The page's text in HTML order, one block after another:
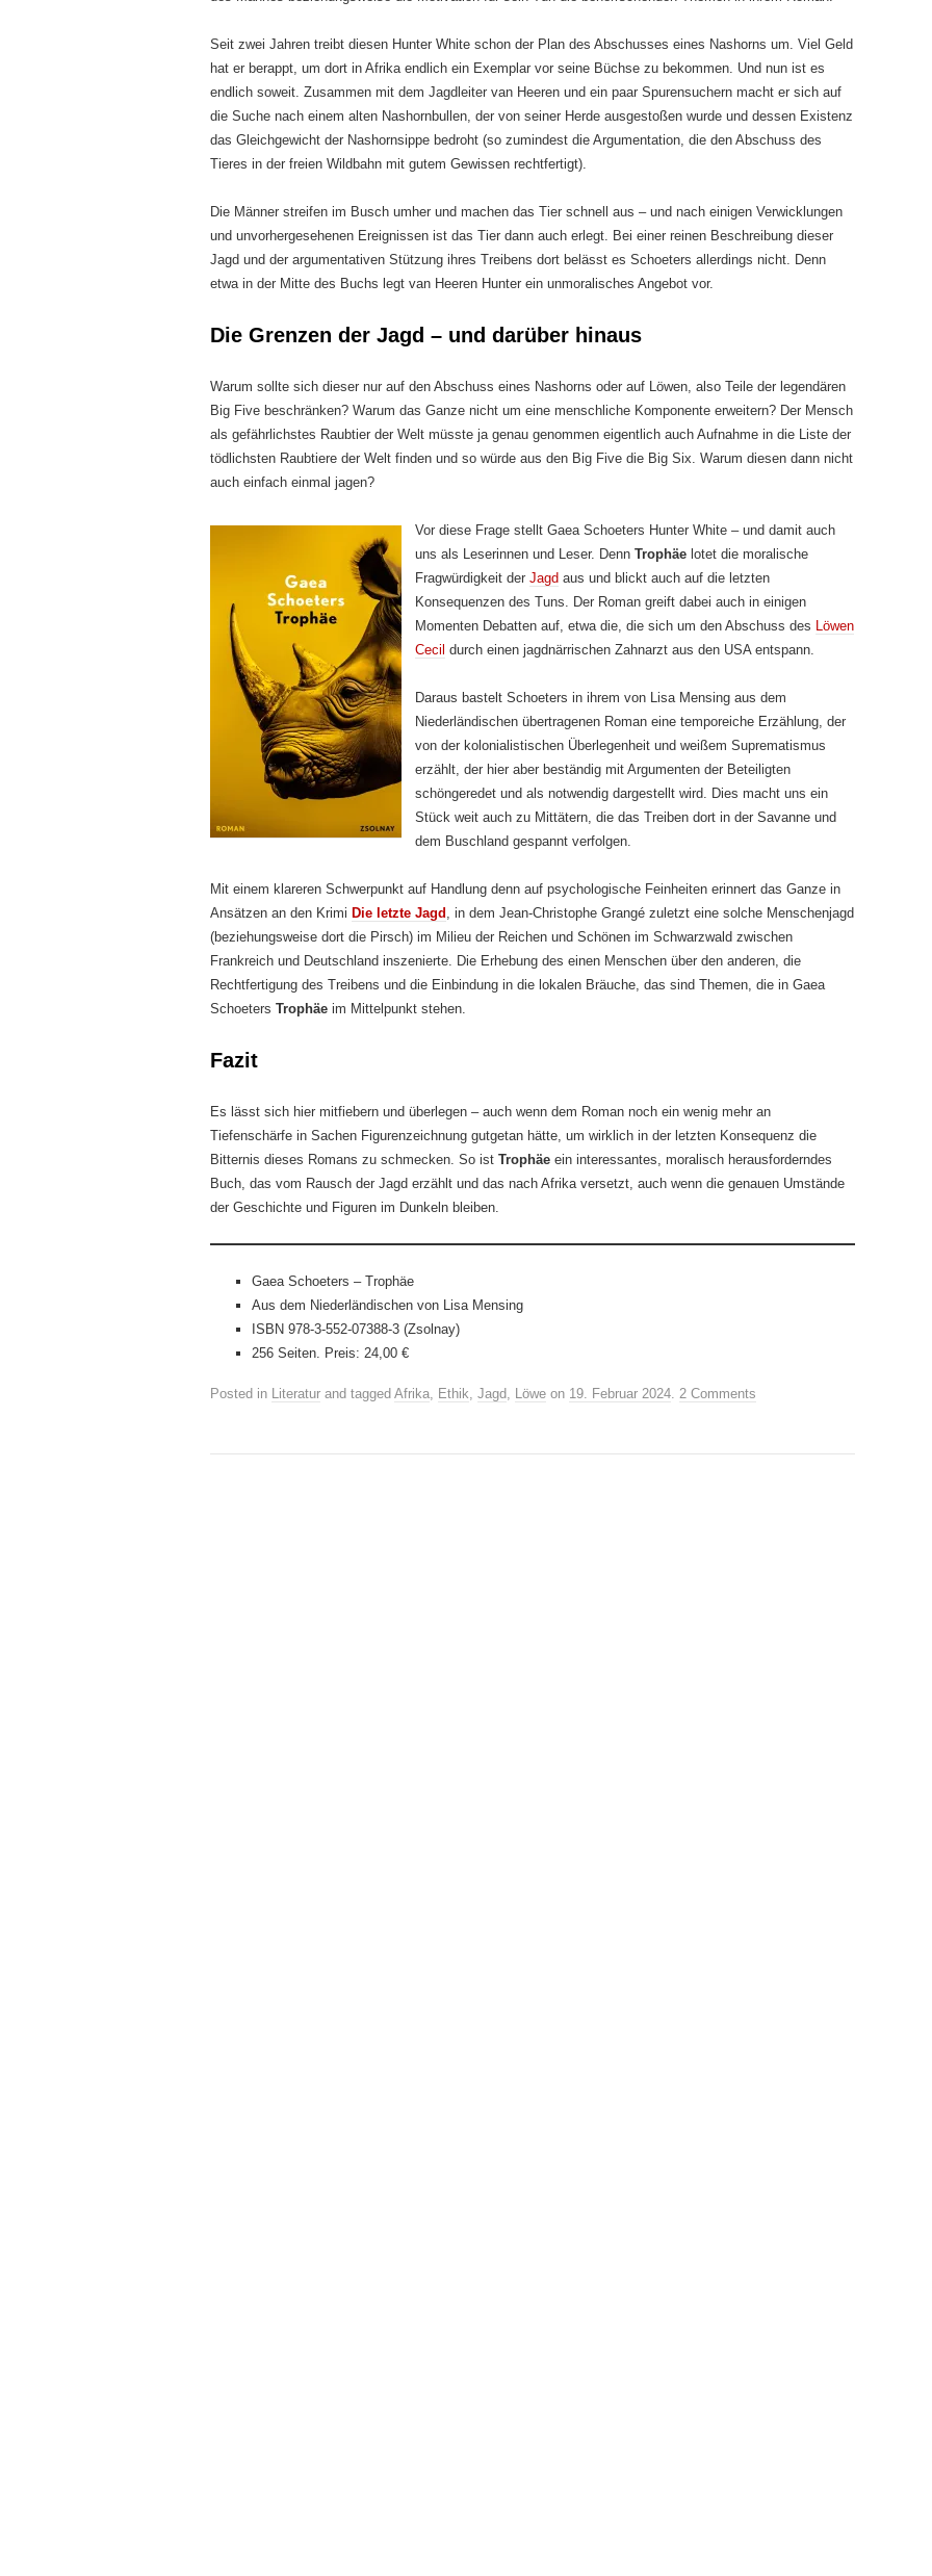
Seit zwei Jahren treibt diesen Hunter White schon der Plan des Abschusses eines Nashorns um. Viel Geld
hat er berappt, um dort in Afrika endlich ein Exemplar vor seine Büchse zu bekommen. Und nun ist es
endlich soweit. Zusammen mit dem Jagdleiter van Heeren und ein paar Spurensuchern macht er sich auf
die Suche nach einem alten Nashornbullen, der von seiner Herde ausgestoßen wurde und dessen Existenz
das Gleichgewicht der Nashornsippe bedroht (so zumindest die Argumentation, die den Abschuss des
Tieres in der freien Wildbahn mit gutem Gewissen rechtfertigt).
Die Männer streifen im Busch umher und machen das Tier schnell aus – und nach einigen Verwicklungen
und unvorhergesehenen Ereignissen ist das Tier dann auch erlegt. Bei einer reinen Beschreibung dieser
Jagd und der argumentativen Stützung ihres Treibens dort belässt es Schoeters allerdings nicht. Denn
etwa in der Mitte des Buchs legt van Heeren Hunter ein unmoralisches Angebot vor.
Die Grenzen der Jagd – und darüber hinaus
Warum sollte sich dieser nur auf den Abschuss eines Nashorns oder auf Löwen, also Teile der legendären
Big Five beschränken? Warum das Ganze nicht um eine menschliche Komponente erweitern? Der Mensch
als gefährlichstes Raubtier der Welt müsste ja genau genommen eigentlich auch Aufnahme in die Liste der
tödlichsten Raubtiere der Welt finden und so würde aus den Big Five die Big Six. Warum diesen dann nicht
auch einfach einmal jagen?
Vor diese Frage stellt Gaea Schoeters Hunter White – und damit auch
uns als Leserinnen und Leser. Denn Trophäe lotet die moralische
Fragwürdigkeit der Jagd aus und blickt auch auf die letzten
Konsequenzen des Tuns. Der Roman greift dabei auch in einigen
Momenten Debatten auf, etwa die, die sich um den Abschuss des Löwen
Cecil durch einen jagdnärrischen Zahnarzt aus den USA entspann.
Daraus bastelt Schoeters in ihrem von Lisa Mensing aus dem
Niederländischen übertragenen Roman eine temporeiche Erzählung, der
von der kolonialistischen Überlegenheit und weißem Suprematismus
erzählt, der hier aber beständig mit Argumenten der Beteiligten
schöngeredet und als notwendig dargestellt wird. Dies macht uns ein
Stück weit auch zu Mittätern, die das Treiben dort in der Savanne und
dem Buschland gespannt verfolgen.
Mit einem klareren Schwerpunkt auf Handlung denn auf psychologische Feinheiten erinnert das Ganze in
Ansätzen an den Krimi Die letzte Jagd , in dem Jean-Christophe Grangé zuletzt eine solche Menschenjagd
(beziehungsweise dort die Pirsch) im Milieu der Reichen und Schönen im Schwarzwald zwischen
Frankreich und Deutschland inszenierte. Die Erhebung des einen Menschen über den anderen, die
Rechtfertigung des Treibens und die Einbindung in die lokalen Bräuche, das sind Themen, die in Gaea
Schoeters Trophäe im Mittelpunkt stehen.
Fazit
Es lässt sich hier mitfiebern und überlegen – auch wenn dem Roman noch ein wenig mehr an
Tiefenschärfe in Sachen Figurenzeichnung gutgetan hätte, um wirklich in der letzten Konsequenz die
Bitternis dieses Romans zu schmecken. So ist Trophäe ein interessantes, moralisch herausforderndes
Buch, das vom Rausch der Jagd erzählt und das nach Afrika versetzt, auch wenn die genauen Umstände
der Geschichte und Figuren im Dunkeln bleiben.
Gaea Schoeters – Trophäe
Aus dem Niederländischen von Lisa Mensing
ISBN 978-3-552-07388-3 (Zsolnay)
256 Seiten. Preis: 24,00 €
Posted in Literatur and tagged Afrika, Ethik, Jagd, Löwe on 19. Februar 2024. 2 Comments